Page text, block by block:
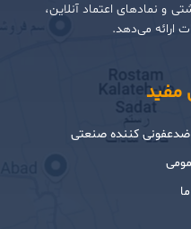
و نمادهای اعتماد آنلاین،
ارائه می‌دهد.
مفید
ضدعفونی کننده صنعتی